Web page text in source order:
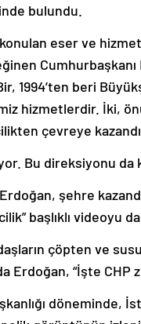
bulundu.
eser ve
Cumhurbaşkanı
1994’ten beri
hizmetlerdir. İki,
çevreye
Bu direksiyonu da
şehre
başlıklı videoyu
çöpten ve
Erdoğan, “İşte
döneminde,